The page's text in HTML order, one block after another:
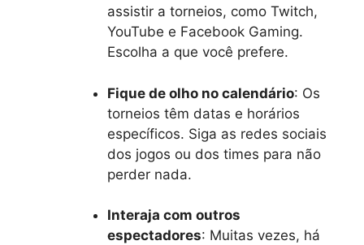
assistir a torneios, como Twitch,
YouTube e Facebook Gaming.
Escolha a que você prefere.
Fique de olho no calendário: Os
torneios têm datas e horários
específicos. Siga as redes sociais
dos jogos ou dos times para não
perder nada.
Interaja com outros
espectadores: Muitas vezes, há